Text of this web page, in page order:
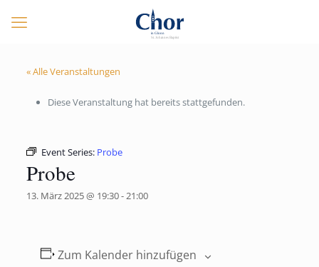
« Alle Veranstaltungen
Diese Veranstaltung hat bereits stattgefunden.
Event Series: Probe
Probe
13. März 2025 @ 19:30-21:00
Zum Kalender hinzufügen